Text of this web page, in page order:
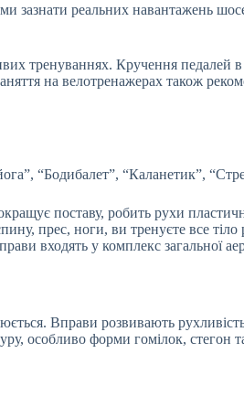
зазнати реальних навантажень
тренуваннях. Кручення педалей
на велотренажерах також
“Бодибалет”, “Каланетик”,
поставу, робить рухи
прес, ноги, ви тренуєте все
входять у комплекс загальної
Вправи розвивають
особливо форми гомілок, стегон